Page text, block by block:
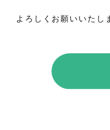
よろしくお願いいたし